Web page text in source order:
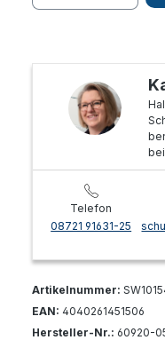
Telefon
08721 91631-25
Artikelnummer:
EAN: 4040261451506
Hersteller-Nr.: 60920-